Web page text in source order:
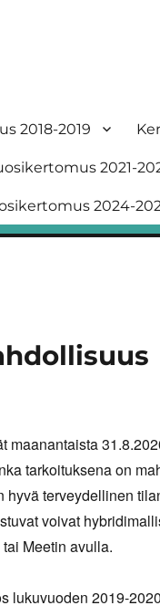
2018-2019
2021-
2024-
maanantaista
tarkoituksena on
terveydellinen
voivat
Meetin avulla.
lukuvuoden 2019-